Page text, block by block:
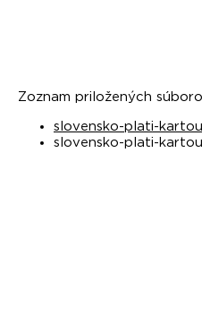
Zoznam priložených
slovensko-plati-
slovensko-plati-